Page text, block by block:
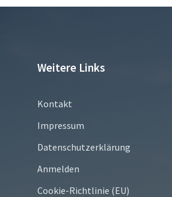
Weitere Links
Kontakt
Impressum
Datenschutzerklärung
Anmelden
Cookie-Richtlinie (EU)